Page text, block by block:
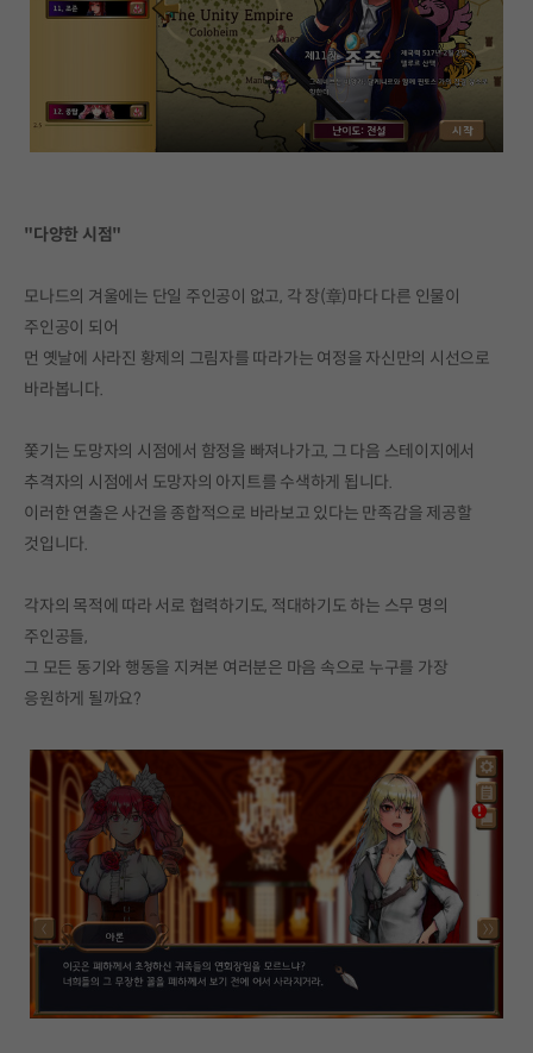
"다양한 시점"
모나드의 겨울에는 단일 주인공이 없고, 각 장(章)마다 다른 인물이
주인공이 되어
먼 옛날에 사라진 황제의 그림자를 따라가는 여정을 자신만의 시선으로
바라봅니다.
쫓기는 도망자의 시점에서 함정을 빠져나가고, 그 다음 스테이지에서
추격자의 시점에서 도망자의 아지트를 수색하게 됩니다.
이러한 연출은 사건을 종합적으로 바라보고 있다는 만족감을 제공할
것입니다.
각자의 목적에 따라 서로 협력하기도, 적대하기도 하는 스무 명의
주인공들,
그 모든 동기와 행동을 지켜본 여러분은 마음 속으로 누구를 가장
응원하게 될까요?